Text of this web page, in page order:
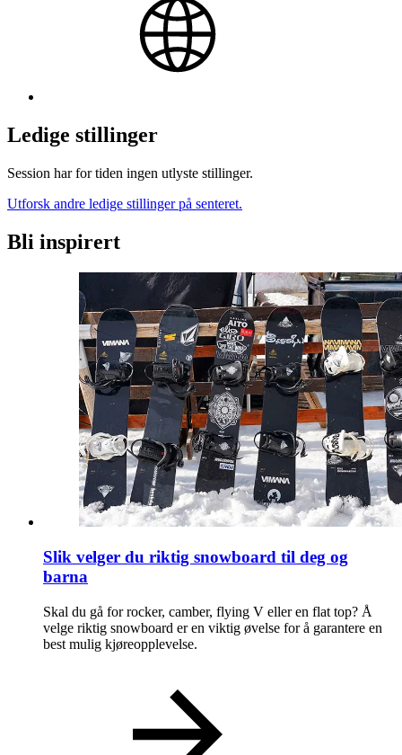
Ledige stillinger
Session har for tiden ingen utlyste stillinger.
Utforsk andre ledige stillinger på senteret.
Bli inspirert
Slik velger du riktig snowboard til deg og
barna
Skal du gå for rocker, camber, flying V eller en flat top? Å
velge riktig snowboard er en viktig øvelse for å garantere en
best mulig kjøreopplevelse.